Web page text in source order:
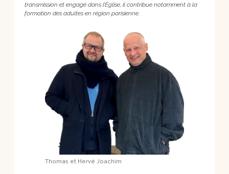
transmission et engagé dans l’Église, il contribue notamment à la
formation des adultes en région parisienne.
Thomas et Hervé Joachim